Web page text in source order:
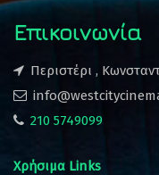
Επικοινωνία
Περιστέρι ,
210 5749099
Χρήσιμα Links